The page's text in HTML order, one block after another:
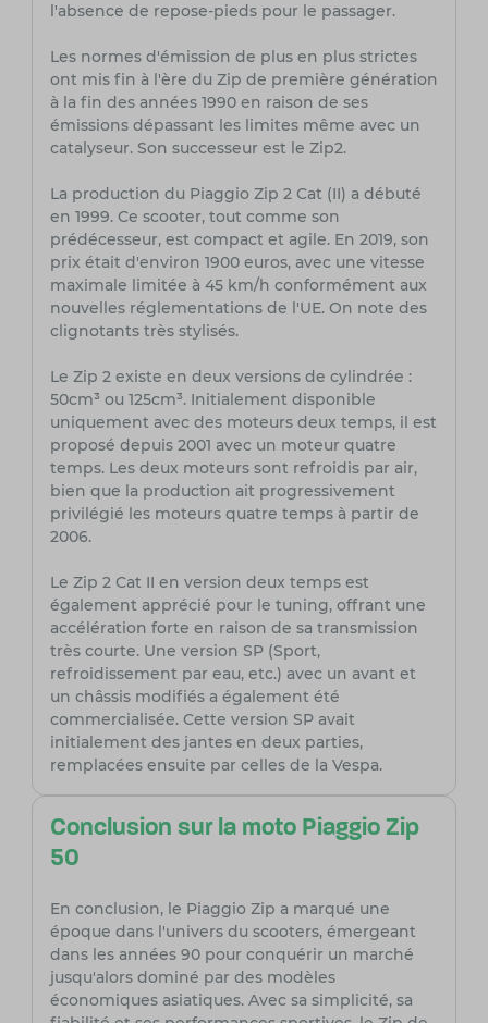
l'absence de repose-pieds pour le passager.
Les normes d'émission de plus en plus strictes
ont mis fin à l'ère du Zip de première génération
à la fin des années 1990 en raison de ses
émissions dépassant les limites même avec un
catalyseur. Son successeur est le Zip2.
La production du Piaggio Zip 2 Cat (II) a débuté
en 1999. Ce scooter, tout comme son
prédécesseur, est compact et agile. En 2019, son
prix était d'environ 1900 euros, avec une vitesse
maximale limitée à 45 km/h conformément aux
nouvelles réglementations de l'UE. On note des
clignotants très stylisés.
Le Zip 2 existe en deux versions de cylindrée :
50cm³ ou 125cm³. Initialement disponible
uniquement avec des moteurs deux temps, il est
proposé depuis 2001 avec un moteur quatre
temps. Les deux moteurs sont refroidis par air,
bien que la production ait progressivement
privilégié les moteurs quatre temps à partir de
2006.
Le Zip 2 Cat II en version deux temps est
également apprécié pour le tuning, offrant une
accélération forte en raison de sa transmission
très courte. Une version SP (Sport,
refroidissement par eau, etc.) avec un avant et
un châssis modifiés a également été
commercialisée. Cette version SP avait
initialement des jantes en deux parties,
remplacées ensuite par celles de la Vespa.
Conclusion sur la moto Piaggio Zip
50
En conclusion, le Piaggio Zip a marqué une
époque dans l'univers du scooters, émergeant
dans les années 90 pour conquérir un marché
jusqu'alors dominé par des modèles
économiques asiatiques. Avec sa simplicité, sa